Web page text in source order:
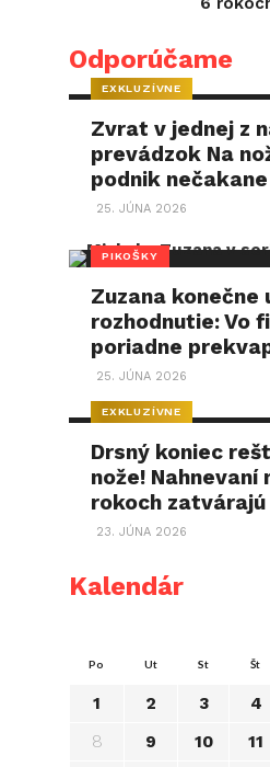
Odporúčame
EXKLUZÍVNE
Zvrat v jednej z
prevádzok Na
podnik
25. JÚNA 2026
PIKOŠKY
Zuzana konečne
rozhodnutie: Vo
poriadne
25. JÚNA 2026
EXKLUZÍVNE
Drsný koniec
nože!
rokoch zatvárajú
23. JÚNA 2026
Kalendár
Po Ut St Št
1 2 3 4
8 9 10 11